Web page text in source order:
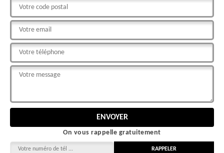
On vous rappelle gratuitement